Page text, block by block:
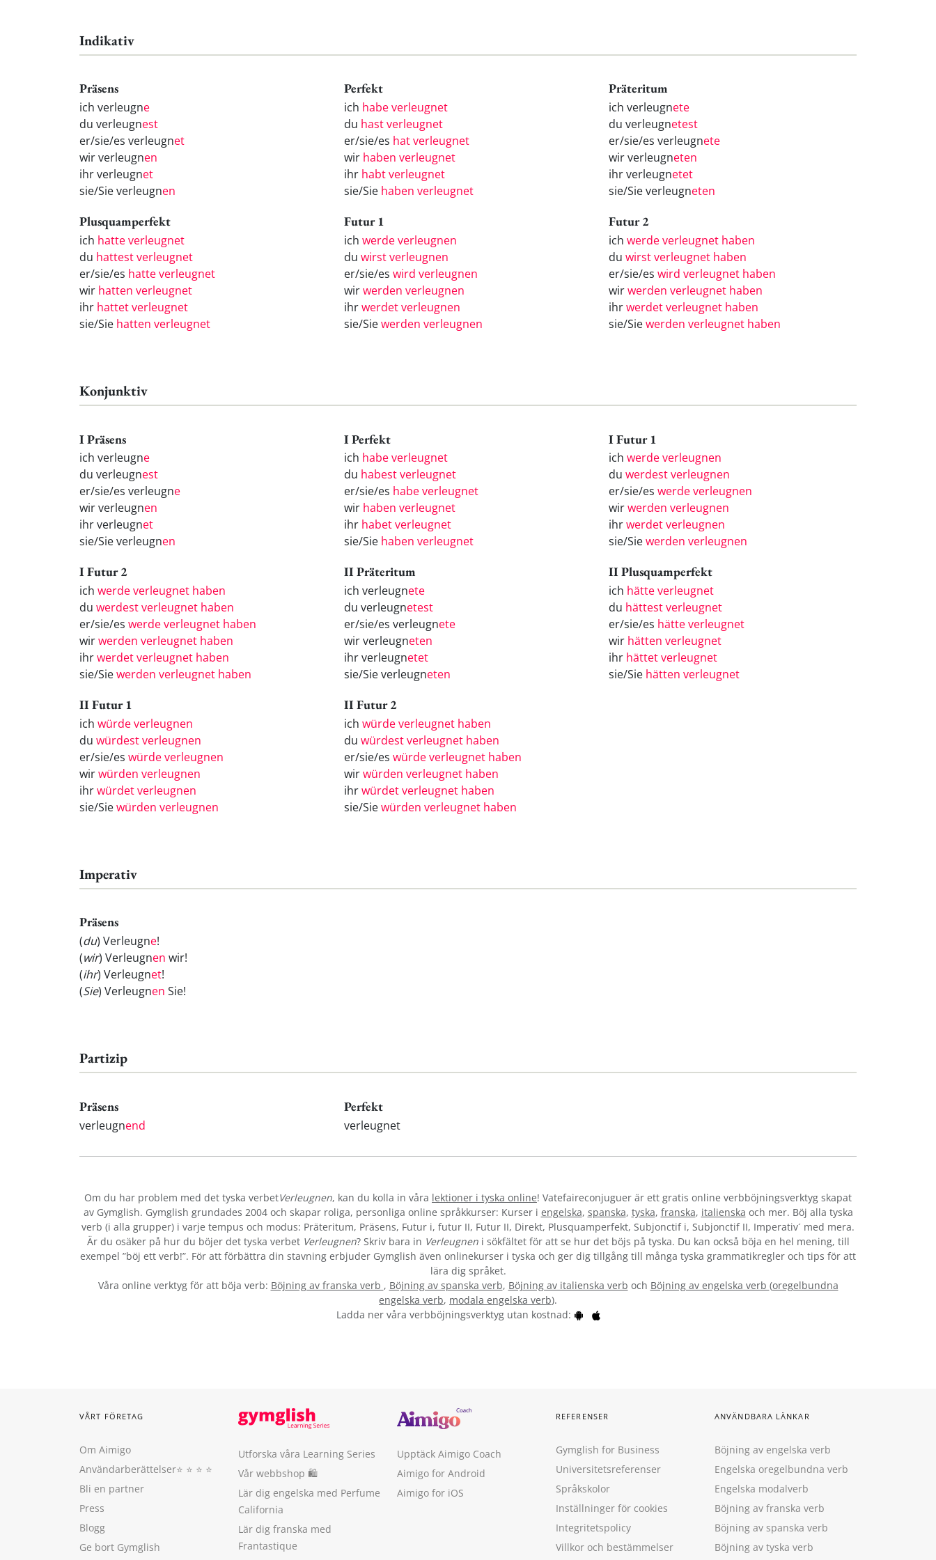
Indikativ
Präsens
ich verleugne
du verleugnest
er/sie/es verleugnet
wir verleugnen
ihr verleugnet
sie/Sie verleugnen
Perfekt
ich habe verleugnet
du hast verleugnet
er/sie/es hat verleugnet
wir haben verleugnet
ihr habt verleugnet
sie/Sie haben verleugnet
Präteritum
ich verleugnete
du verleugnetest
er/sie/es verleugnete
wir verleugneten
ihr verleugnetet
sie/Sie verleugneten
Plusquamperfekt
ich hatte verleugnet
du hattest verleugnet
er/sie/es hatte verleugnet
wir hatten verleugnet
ihr hattet verleugnet
sie/Sie hatten verleugnet
Futur 1
ich werde verleugnen
du wirst verleugnen
er/sie/es wird verleugnen
wirwerden verleugnen
ihrwerdet verleugnen
sie/Siewerden verleugnen
Futur 2
ich werde verleugnet haben
du wirst verleugnet haben
er/sie/es wird verleugnet haben
wirwerden verleugnet haben
ihrwerdet verleugnet haben
sie/Siewerden verleugnet haben
Konjunktiv
I Präsens
ich verleugne
du verleugnest
er/sie/es verleugne
wir verleugnen
ihr verleugnet
sie/Sie verleugnen
I Perfekt
ich habe verleugnet
du habest verleugnet
er/sie/es habe verleugnet
wir haben verleugnet
ihr habet verleugnet
sie/Sie haben verleugnet
I Futur 1
ich werde verleugnen
du werdest verleugnen
er/sie/es werde verleugnen
wirwerden verleugnen
ihrwerdet verleugnen
sie/Siewerden verleugnen
I Futur 2
ich werde verleugnet haben
du werdest verleugnet haben
er/sie/es werde verleugnet haben
wirwerden verleugnet haben
ihrwerdet verleugnet haben
sie/Siewerden verleugnet haben
II Präteritum
ich verleugnete
du verleugnetest
er/sie/es verleugnete
wir verleugneten
ihr verleugnetet
sie/Sie verleugneten
II Plusquamperfekt
ich hätte verleugnet
du hättest verleugnet
er/sie/es hätte verleugnet
wir hätten verleugnet
ihr hättet verleugnet
sie/Sie hätten verleugnet
II Futur 1
ich würde verleugnen
du würdest verleugnen
er/sie/es würde verleugnen
wirwürden verleugnen
ihrwürdet verleugnen
sie/Siewürden verleugnen
II Futur 2
ich würde verleugnet haben
du würdest verleugnet haben
er/sie/es würde verleugnet haben
wirwürden verleugnet haben
ihrwürdet verleugnet haben
sie/Siewürden verleugnet haben
Imperativ
Präsens
(du) Verleugne!
(wir) Verleugnen wir!
(ihr) Verleugnet!
(Sie) Verleugnen Sie!
Partizip
Präsens
verleugnend
Perfekt
verleugnet
Om du har problem med det tyska verbetVerleugnen, kan du kolla in våra lektioner i tyska online! Vatefaireconjuguer är ett gratis online verbböjningsverktyg skapat
av Gymglish. Gymglish grundades 2004 och skapar roliga, personliga online språkkurser: Kurser i engelska, spanska, tyska, franska, italienska och mer. Böj alla tyska
verb (i alla grupper) i varje tempus och modus: Präteritum, Präsens, Futur i, futur II, Futur II, Direkt, Plusquamperfekt, Subjonctif i, Subjonctif II, Imperativ´ med mera.
Är du osäker på hur du böjer det tyska verbet Verleugnen? Skriv bara in Verleugneni sökfältet för att se hur det böjs på tyska. Du kan också böja en hel mening, till
exempel ”böj ett verb!”. För att förbättra din stavning erbjuder Gymglish även onlinekurser i tyska och ger dig tillgång till många tyska grammatikregler och tips för att
lära dig språket.
Våra online verktyg för att böja verb: Böjning av franska verb , Böjning av spanska verb, Böjning av italienska verb och Böjning av engelska verb (oregelbundna
engelska verb, modala engelska verb).
Ladda ner våra verbböjningsverktyg utan kostnad:
VÅRT FÖRETAG
Om Aimigo
Användarberättelser⭐️ ⭐️ ⭐️ ⭐️
Bli en partner
Press
Blogg
Ge bort Gymglish
Utforska våra Learning Series
Vår webbshop 🛍
Lär dig engelska med Perfume
California
Lär dig franska med
Frantastique
Upptäck Aimigo Coach
Aimigo for Android
Aimigo for iOS
REFERENSER
Gymglish for Business
Universitetsreferenser
Språkskolor
Inställninger för cookies
Integritetspolicy
Villkor och bestämmelser
ANVÄNDBARA LÄNKAR
Böjning av engelska verb
Engelska oregelbundna verb
Engelska modalverb
Böjning av franska verb
Böjning av spanska verb
Böjning av tyska verb